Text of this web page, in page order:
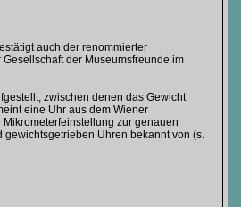
auch der renommierter
der Museumsfreunde im
zwischen denen das Gewicht
eine Uhr aus dem Wiener
zur genauen
Uhren bekannt von (s.